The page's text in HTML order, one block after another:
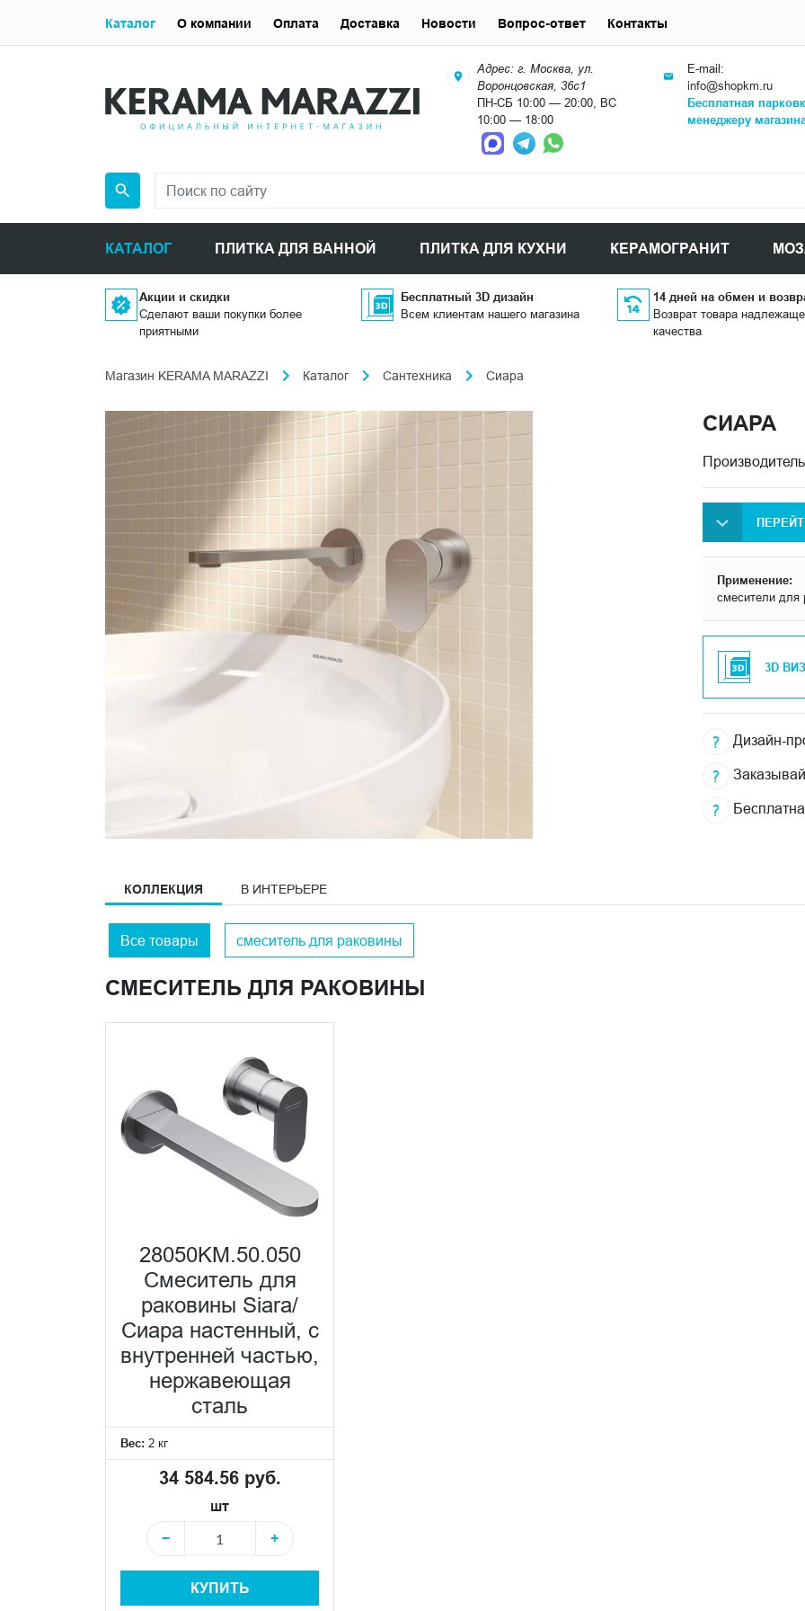
Адрес: г. Москва, ул.
Воронцовская, 36с1
ПН-СБ 10:00 — 20:00, ВС
10:00 — 18:00
E-mail:
info@shopkm.ru
Бесплатная
менеджеру
КАТАЛОГ ПЛИТКА ДЛЯ ВАННОЙ ПЛИТКА ДЛЯ КУХНИ КЕРАМОГРАНИТ
Каталог О компании Оплата Доставка Новости Вопрос-ответ Контакты
Акции и скидки
Сделают ваши покупки более
приятными
Бесплатный 3D дизайн
Всем клиентам нашего магазина
14 дней на обмен и
Возврат товара
качества
Магазин KERAMA MARAZZI Каталог Сантехника Сиара
СИАРА
Применение:
смесители для
3D
Дизайн-
КОЛЛЕКЦИЯ В ИНТЕРЬЕРЕ
Все товары смеситель для раковины
СМЕСИТЕЛЬ ДЛЯ РАКОВИНЫ
28050KM.50.050
Смеситель для
раковины Siara/
Сиара настенный, с
внутренней частью,
нержавеющая
сталь
Вес: 2 кг
34 584.56 руб.
шт
−
+
КУПИТЬ